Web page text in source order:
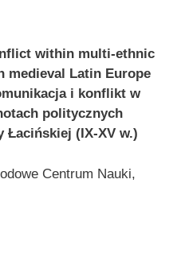
within multi-ethnic
medieval Latin Europe
i konflikt w
politycznych
Łacińskiej (IX-XV w.)
Centrum Nauki,